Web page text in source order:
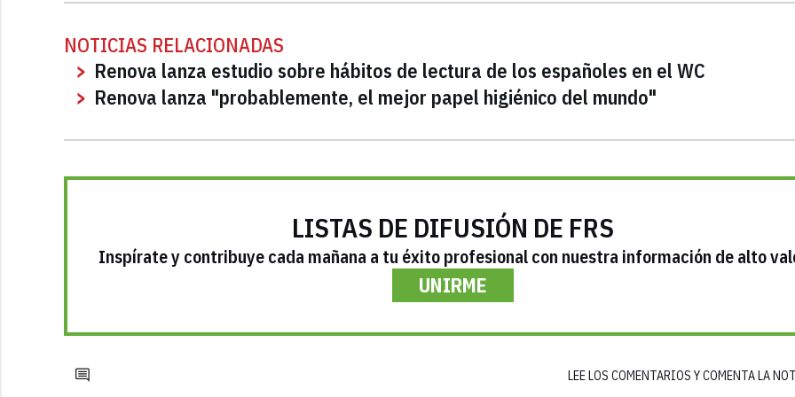
NOTICIAS RELACIONADAS
Renova lanza estudio sobre hábitos de lectura de los españoles en el WC
Renova lanza "probablemente, el mejor papel higiénico del mundo"
LISTAS DE DIFUSIÓN DE FRS
Inspírate y contribuye cada mañana a tu éxito profesional con nuestra información de alto
UNIRME
LEE LOS COMENTARIOS Y COMENTA LA